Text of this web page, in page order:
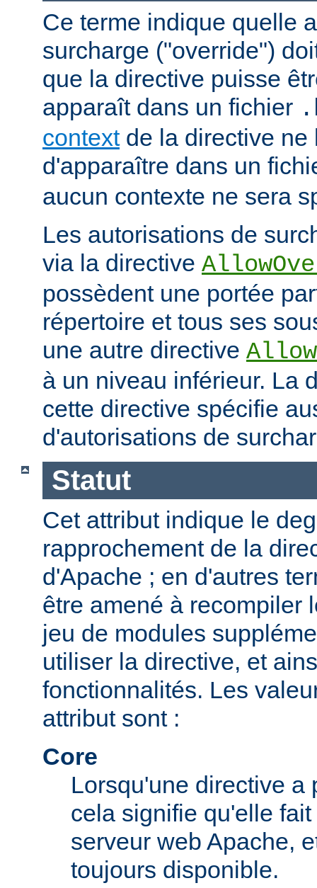
Ce terme indique quelle
surcharge ("override")
que la directive puisse
apparaît dans un fichier
contextde la directive ne
d'apparaître dans un
aucun contexte ne sera
Les autorisations de
via la directive
possèdent une portée
répertoire et tous ses
une autre directive
à un niveau inférieur. La
cette directive spécifie
d'autorisations de
Statut
Cet attribut indique le
rapprochement de la
d'Apache ; en d'autres
être amené à recompiler
jeu de modules
utiliser la directive, et
fonctionnalités. Les
attribut sont :
Core
Lorsqu'une directive a
cela signifie qu'elle
serveur web Apache,
toujours disponible.